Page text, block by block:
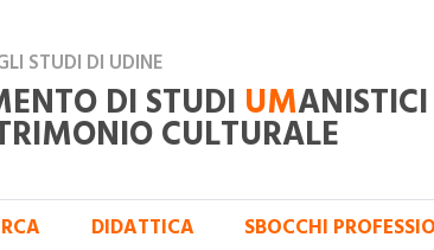
STUDI DI UDINE
DI STUDI UMANISTICI
CULTURALE
DIDATTICA SBOCCHI